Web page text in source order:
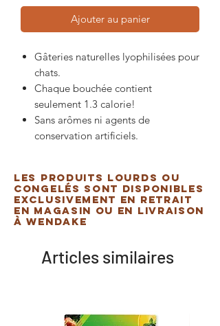
Ajouter au panier
Gâteries naturelles lyophilisées pour
chats.
Chaque bouchée contient
seulement 1.3 calorie!
Sans arômes ni agents de
conservation artificiels.
Les produits lourds ou
congelés sont disponibles
exclusivement en retrait
en magasin ou en livraison
à Wendake
Articles similaires